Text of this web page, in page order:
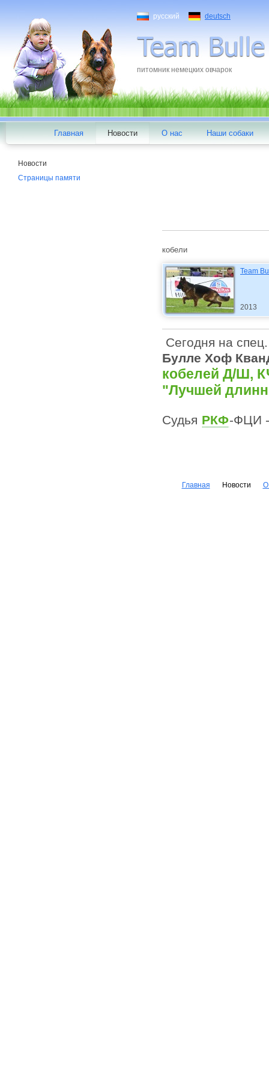
русский deutsch
питомник немецких овчарок
Главная Новости О нас Наши собаки
Новости
Страницы памяти
кобели
Team
2013
Сегодня на
Булле Хоф
кобелей Д/Ш,
"Лучшей
Судья РКФ-ФЦИ
Главная Новости О